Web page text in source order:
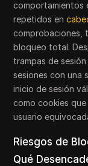
comportamientos
repetidos en
comprobaciones,
bloqueo total.
trampas de
sesiones con una
inicio de sesión
como cookies
usuario
Riesgos de
Qué